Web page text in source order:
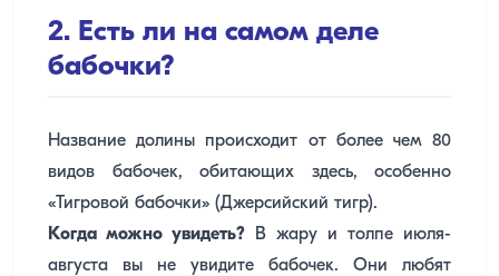
2. Есть ли на самом деле
бабочки?
Название долины происходит от более чем 80
видов бабочек, обитающих здесь, особенно
«Тигровой бабочки» (Джерсийский тигр).
Когда можно увидеть? В жару и толпе июля-
августа вы не увидите бабочек. Они любят